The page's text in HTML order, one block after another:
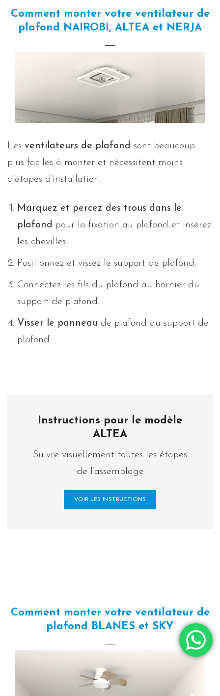
Comment monter votre ventilateur de
plafond NAIROBI, ALTEA et NERJA
Les ventilateurs de plafond sont beaucoup
plus faciles à monter et nécessitent moins
d’étapes d’installation.
Marquez et percez des trous dans le
plafond pour la fixation au plafond et insérez
les chevilles.
Positionnez et vissez le support de plafond.
Connectez les fils du plafond au bornier du
support de plafond.
Visser le panneau de plafond au support de
plafond.
Instructions pour le modèle
ALTEA
Suivre visuellement toutes les étapes
de l’assemblage
VOIR LES INSTRUCTIONS
Comment monter votre ventilateur de
plafond BLANES et SKY